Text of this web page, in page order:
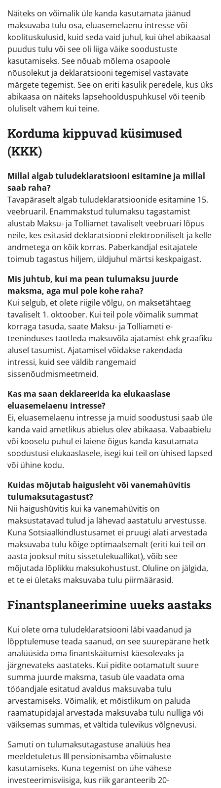
Näiteks on võimalik üle kanda kasutamata jäänud
maksuvaba tulu osa, eluasemelaenu intresse või
koolituskulusid, kuid seda vaid juhul, kui ühel abikaasal
puudus tulu või see oli liiga väike soodustuste
kasutamiseks. See nõuab mõlema osapoole
nõusolekut ja deklaratsiooni tegemisel vastavate
märgete tegemist. See on eriti kasulik peredele, kus üks
abikaasa on näiteks lapsehoolduspuhkusel või teenib
oluliselt vähem kui teine.
Korduma kippuvad küsimused
(KKK)
Millal algab tuludeklaratsiooni esitamine ja millal
saab raha?
Tavapäraselt algab tuludeklaratsioonide esitamine 15.
veebruaril. Enammakstud tulumaksu tagastamist
alustab Maksu- ja Tolliamet tavaliselt veebruari lõpus
neile, kes esitasid deklaratsiooni elektrooniliselt ja kelle
andmetega on kõik korras. Paberkandjal esitajatele
toimub tagastus hiljem, üldjuhul märtsi keskpaigast.
Mis juhtub, kui ma pean tulumaksu juurde
maksma, aga mul pole kohe raha?
Kui selgub, et olete riigile võlgu, on maksetähtaeg
tavaliselt 1. oktoober. Kui teil pole võimalik summat
korraga tasuda, saate Maksu- ja Tolliameti e-
teeninduses taotleda maksuvõla ajatamist ehk graafiku
alusel tasumist. Ajatamisel võidakse rakendada
intressi, kuid see väldib rangemaid
sissenõudmismeetmeid.
Kas ma saan deklareerida ka elukaaslase
eluasemelaenu intresse?
Ei, eluasemelaenu intresse ja muid soodustusi saab üle
kanda vaid ametlikus abielus olev abikaasa. Vabaabielu
või kooselu puhul ei laiene õigus kanda kasutamata
soodustusi elukaaslasele, isegi kui teil on ühised lapsed
või ühine kodu.
Kuidas mõjutab haigusleht või vanemahüvitis
tulumaksutagastust?
Nii haigushüvitis kui ka vanemahüvitis on
maksustatavad tulud ja lähevad aastatulu arvestusse.
Kuna Sotsiaalkindlustusamet ei pruugi alati arvestada
maksuvaba tulu kõige optimaalsemalt (eriti kui teil on
aasta jooksul mitu sissetulekuallikat), võib see
mõjutada lõplikku maksukohustust. Oluline on jälgida,
et te ei ületaks maksuvaba tulu piirmäärasid.
Finantsplaneerimine uueks aastaks
Kui olete oma tuludeklaratsiooni läbi vaadanud ja
lõpptulemuse teada saanud, on see suurepärane hetk
analüüsida oma finantskäitumist käesolevaks ja
järgnevateks aastateks. Kui pidite ootamatult suure
summa juurde maksma, tasub üle vaadata oma
tööandjale esitatud avaldus maksuvaba tulu
arvestamiseks. Võimalik, et mõistlikum on paluda
raamatupidajal arvestada maksuvaba tulu nulliga või
väiksemas summas, et vältida tulevikus võlgnevusi.
Samuti on tulumaksutagastuse analüüs hea
meeldetuletus III pensionisamba võimaluste
kasutamiseks. Kuna tegemist on ühe vähese
investeerimisviisiga, kus riik garanteerib 20-